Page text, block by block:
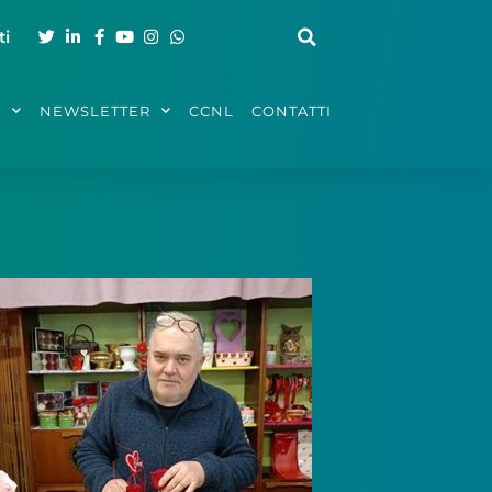
NEWSLETTER CCNL CONTATTI